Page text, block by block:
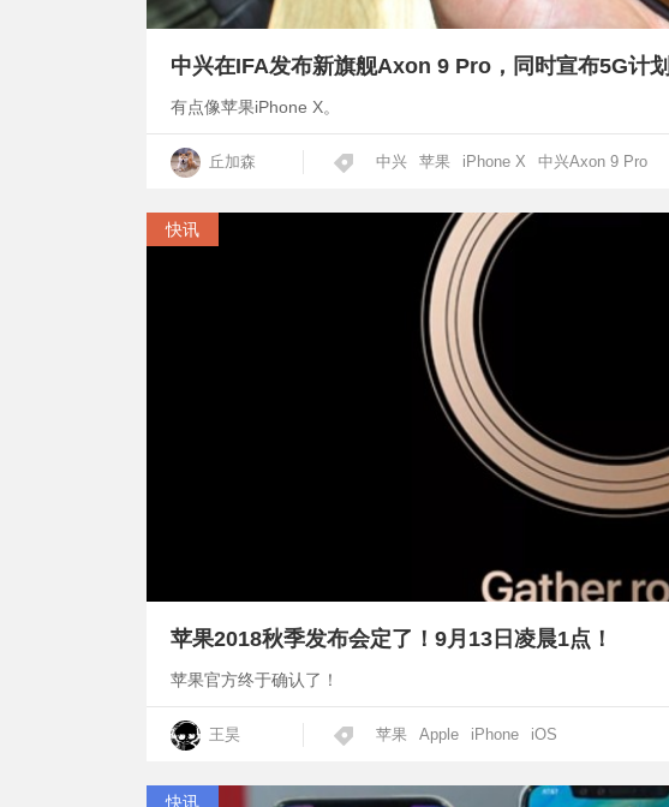
中兴在IFA发布新旗舰Axon 9 Pro，同时宣布5G计划
有点像苹果iPhone X。
丘加森 中兴 苹果 iPhone X 中兴Axon 9 Pro
快讯
苹果2018秋季发布会定了！9月13日凌晨1点！
苹果官方终于确认了！
王昊 苹果 Apple iPhone iOS
快讯